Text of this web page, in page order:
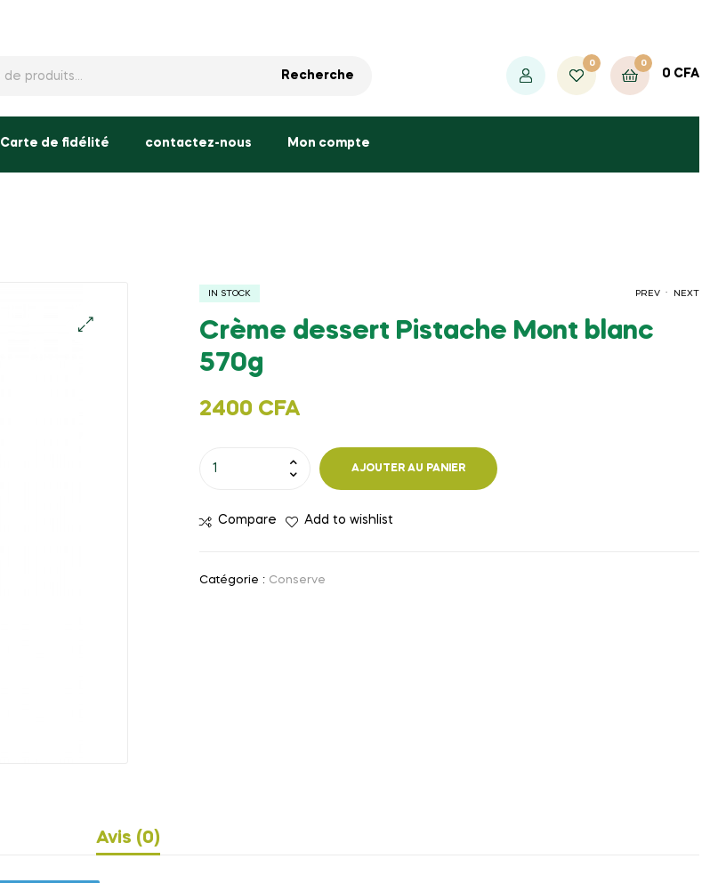
Recherche
0 0
0 CFA
Carte de fidélité contactez-nous Mon compte
PREV . NEXT
IN STOCK
Crème dessert Pistache Mont blanc
570g
2400 CFA
dessert
AJOUTER AU PANIER
Compare Add to wishlist
Catégorie : Conserve
Avis (0)